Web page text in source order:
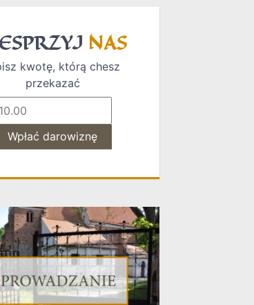
NAS
kwotę, którą chesz
przekazać